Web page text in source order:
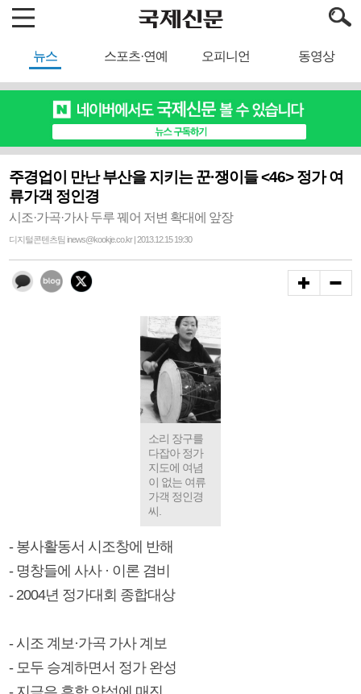
뉴스 스포츠·연예 오피니언 동영상
주경업이 만난 부산을 지키는 꾼·쟁이들 <46> 정가 여
류가객 정인경
시조·가곡·가사 두루 꿰어 저변 확대에 앞장
디지털콘텐츠팀 inews@kookje.co.kr | 2013.12.15 19:30
소리 장구를
다잡아 정가
지도에 여념
이 없는 여류
가객 정인경
씨.
- 봉사활동서 시조창에 반해
- 명창들에 사사 · 이론 겸비
- 2004년 정가대회 종합대상
- 시조 계보·가곡 가사 계보
- 모두 승계하면서 정가 완성